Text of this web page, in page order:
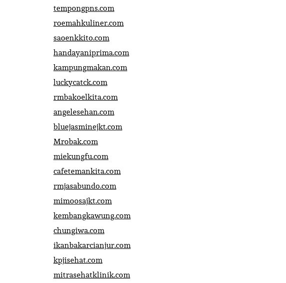
tempongpns.com
roemahkuliner.com
saoenkkito.com
handayaniprima.com
kampungmakan.com
luckycatck.com
rmbakoelkita.com
angelesehan.com
bluejasminejkt.com
Mrobak.com
miekungfu.com
cafetemankita.com
rmjasabundo.com
mimoosajkt.com
kembangkawung.com
chungiwa.com
ikanbakarcianjur.com
kpjisehat.com
mitrasehatklinik.com